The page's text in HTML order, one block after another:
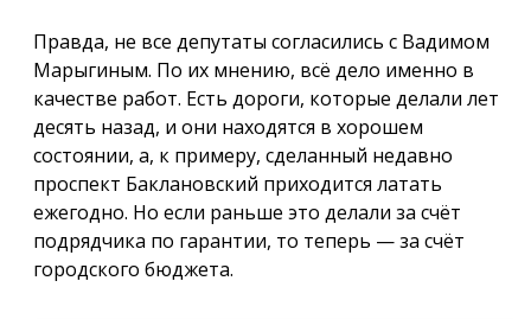
Правда, не все депутаты согласились с Вадимом
Марыгиным. По их мнению, всё дело именно в
качестве работ. Есть дороги, которые делали лет
десять назад, и они находятся в хорошем
состоянии, а, к примеру, сделанный недавно
проспект Баклановский приходится латать
ежегодно. Но если раньше это делали за счёт
подрядчика по гарантии, то теперь — за счёт
городского бюджета.